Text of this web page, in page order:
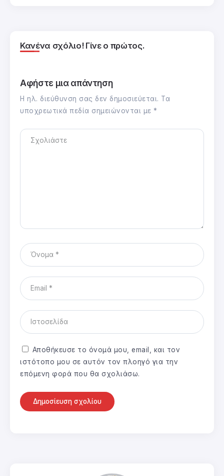
Κανένα σχόλιο! Γίνε ο πρώτος.
Αφήστε μια απάντηση
Η ηλ. διεύθυνση σας δεν δημοσιεύεται. Τα
υποχρεωτικά πεδία σημειώνονται με *
Αποθήκευσε το όνομά μου, email, και τον
ιστότοπο μου σε αυτόν τον πλοηγό για την
επόμενη φορά που θα σχολιάσω.